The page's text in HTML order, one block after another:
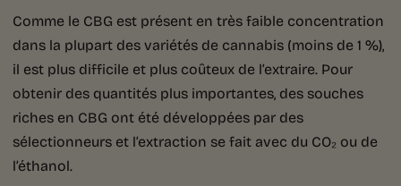
Comme le CBG est présent en très faible concentration
dans la plupart des variétés de cannabis (moins de 1 %),
il est plus difficile et plus coûteux de l’extraire. Pour
obtenir des quantités plus importantes, des souches
riches en CBG ont été développées par des
sélectionneurs et l’extraction se fait avec du CO₂ ou de
l’éthanol.